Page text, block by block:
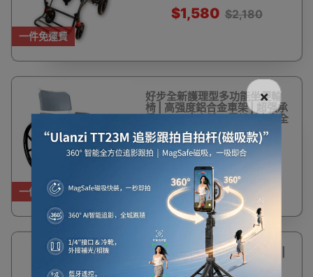
一件免運費
$1,580 $2,180
一件免運費
好步全新護理型多功能坐便輪
椅 | 高强度鋁合金車架 | 超强承
重136kg | 人體工學設計 | 安全
防滑
$2,194
移動式輪椅電子秤 | 靜音煞車 |
老人院適用
×